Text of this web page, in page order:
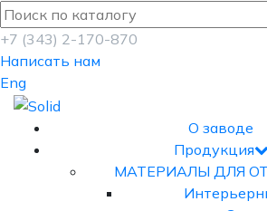
+7 (343) 2-170-870
Написать нам
Eng
О заводе
Продукция
МАТЕРИАЛЫ ДЛЯ